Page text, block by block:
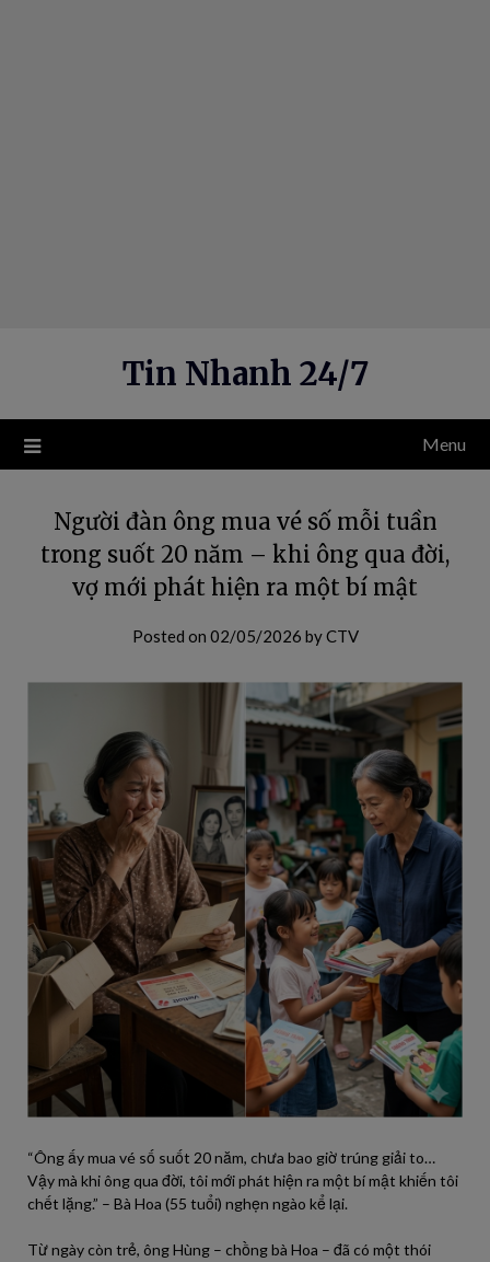
Tin Nhanh 24/7
Menu
Người đàn ông mua vé số mỗi tuần
trong suốt 20 năm – khi ông qua đời,
vợ mới phát hiện ra một bí mật
Posted on 02/05/2026 byCTV
“Ông ấy mua vé số suốt 20 năm, chưa bao giờ trúng giải to…
Vậy mà khi ông qua đời, tôi mới phát hiện ra một bí mật khiến tôi
chết lặng.” – Bà Hoa (55 tuổi) nghẹn ngào kể lại.
Từ ngày còn trẻ, ông Hùng – chồng bà Hoa – đã có một thói